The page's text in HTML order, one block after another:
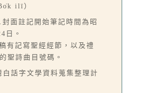
ilī）
封面註記開始筆記時間為昭
日。
有記寫聖經經節，以及禮
聖詩曲目號碼。
白話字文學資料蒐集整理計